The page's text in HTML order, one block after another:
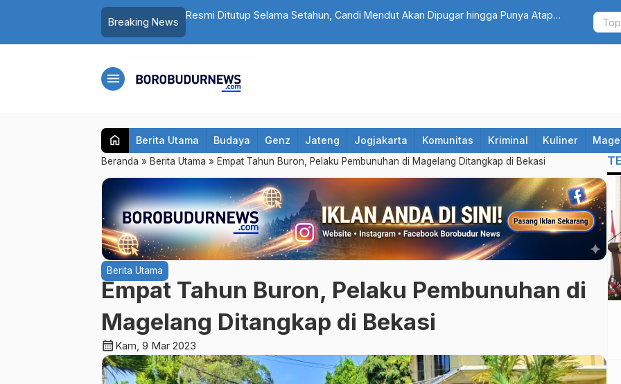
Breaking News
Fantastis! Program Belonjo Warung Tonggo Raup Rp203 Juta, Bupati Magelang
Alasannya
menu
home Berita Utama Budaya Genz Jateng Jogjakarta Komunitas Kriminal Kuliner
Beranda » Berita Utama » Empat Tahun Buron, Pelaku Pembunuhan di Magelang Ditangkap di Bekasi
Berita Utama
Empat Tahun Buron, Pelaku Pembunuhan di
Magelang Ditangkap di Bekasi
calendar_month Kam, 9 Mar 2023